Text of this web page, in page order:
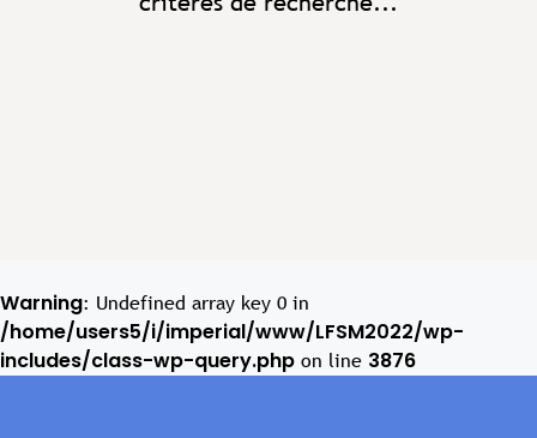
Warning: Undefined array key 0 in
/home/users5/i/imperial/www/LFSM2022/wp-
includes/class-wp-query.php on line 3876